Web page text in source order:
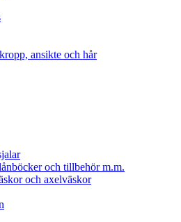
ansikte och hår
och tillbehör m.m.
och axelväskor